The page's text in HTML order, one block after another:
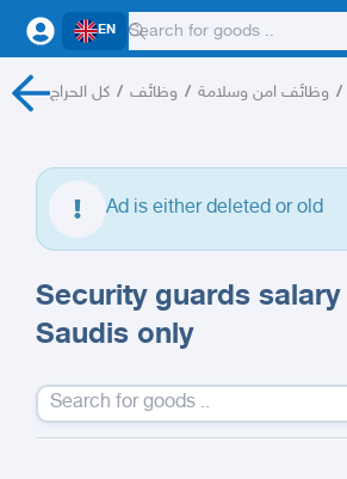
EN
كل الحراج / وظائف / وظائف امن وسلامة /
Ad is either deleted or old
Security guards salary
Saudis only